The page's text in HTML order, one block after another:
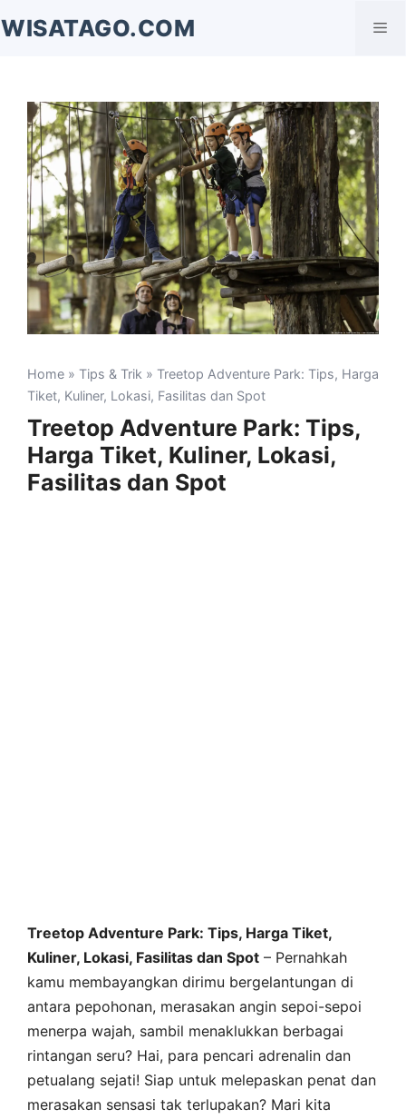
ke
WISATAGO.COM
Home » Tips & Trik » Treetop Adventure Park: Tips, Harga
Tiket, Kuliner, Lokasi, Fasilitas dan Spot
Treetop Adventure Park: Tips,
Harga Tiket, Kuliner, Lokasi,
Fasilitas dan Spot
Treetop Adventure Park: Tips, Harga Tiket,
Kuliner, Lokasi, Fasilitas dan Spot – Pernahkah
kamu membayangkan dirimu bergelantungan di
antara pepohonan, merasakan angin sepoi-sepoi
menerpa wajah, sambil menaklukkan berbagai
rintangan seru? Hai, para pencari adrenalin dan
petualang sejati! Siap untuk melepaskan penat dan
merasakan sensasi tak terlupakan? Mari kita